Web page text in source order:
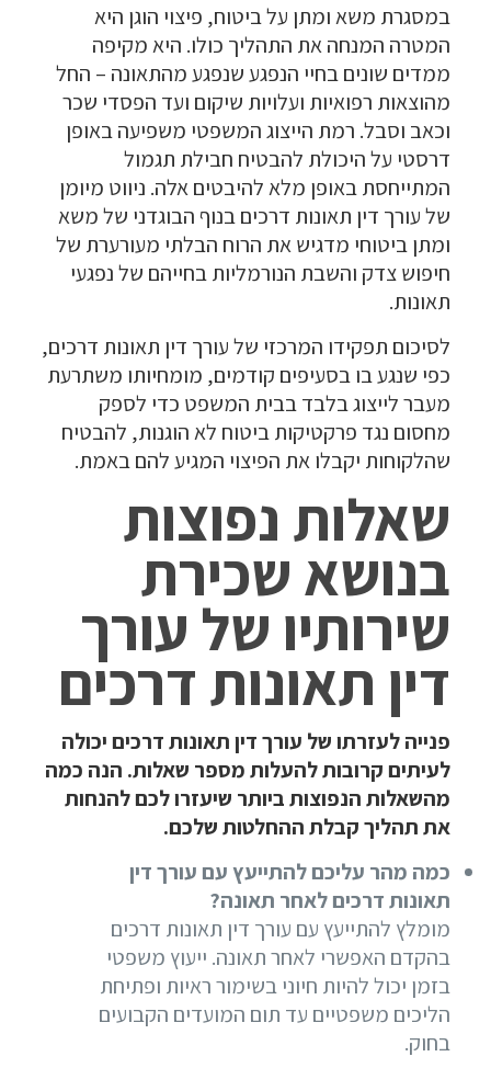
במסגרת משא ומתן על ביטוח, פיצוי הוגן היא
המטרה המנחה את התהליך כולו. היא מקיפה
ממדים שונים בחיי הנפגע שנפגע מהתאונה – החל
מהוצאות רפואיות ועלויות שיקום ועד הפסדי שכר
וכאב וסבל. רמת הייצוג המשפטי משפיעה באופן
דרסטי על היכולת להבטיח חבילת תגמול
המתייחסת באופן מלא להיבטים אלה. ניווט מיומן
של עורך דין תאונות דרכים בנוף הבוגדני של משא
ומתן ביטוחי מדגיש את הרוח הבלתי מעורערת של
חיפוש צדק והשבת הנורמליות בחייהם של נפגעי
תאונות.
לסיכום תפקידו המרכזי של עורך דין תאונות דרכים,
כפי שנגע בו בסעיפים קודמים, מומחיותו משתרעת
מעבר לייצוג בלבד בבית המשפט כדי לספק
מחסום נגד פרקטיקות ביטוח לא הוגנות, להבטיח
שהלקוחות יקבלו את הפיצוי המגיע להם באמת.
שאלות נפוצות
בנושא שכירת
שירותיו של עורך
דין תאונות דרכים
פנייה לעזרתו של עורך דין תאונות דרכים יכולה
לעיתים קרובות להעלות מספר שאלות. הנה כמה
מהשאלות הנפוצות ביותר שיעזרו לכם להנחות
את תהליך קבלת ההחלטות שלכם.
כמה מהר עליכם להתייעץ עם עורך דין
תאונות דרכים לאחר תאונה?
מומלץ להתייעץ עם עורך דין תאונות דרכים
בהקדם האפשרי לאחר תאונה. ייעוץ משפטי
בזמן יכול להיות חיוני בשימור ראיות ופתיחת
הליכים משפטיים עד תום המועדים הקבועים
בחוק.